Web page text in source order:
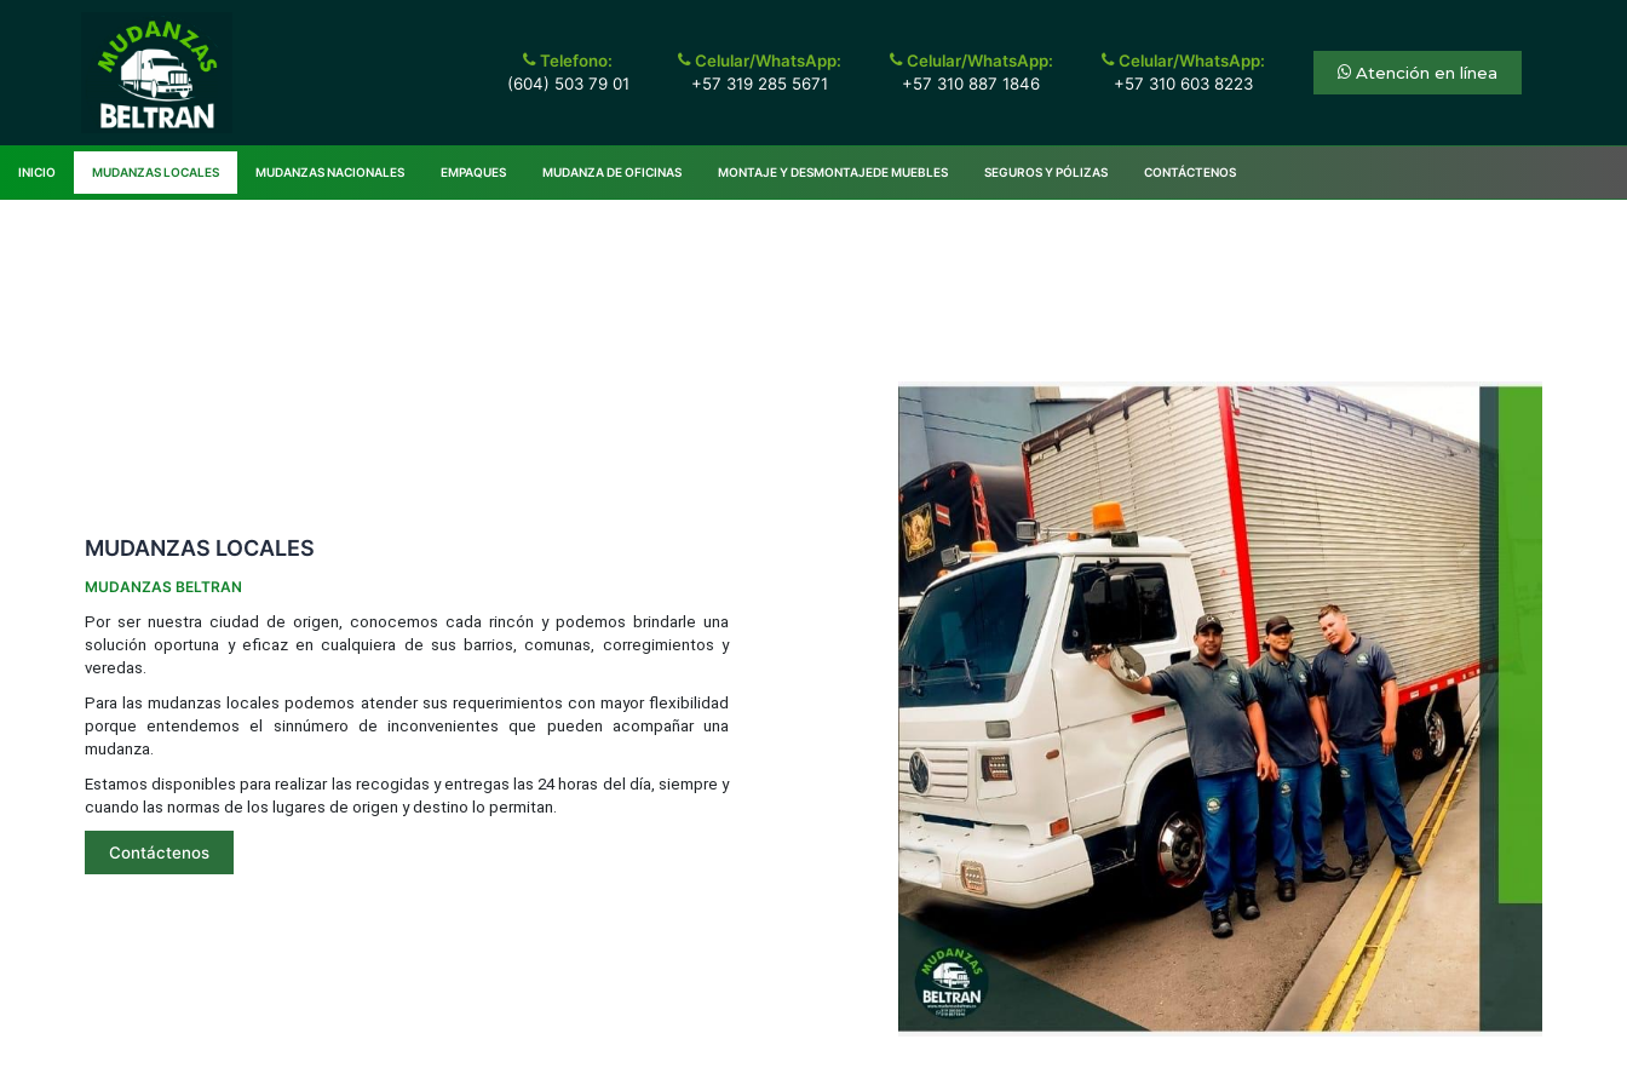
Telefono:
(604) 503 79 01
Celular/WhatsApp:
+57 319 285 5671
Celular/WhatsApp:
+57 310 887 1846
Celular/WhatsApp:
+57 310 603 8223
Atención en línea
INICIO MUDANZAS LOCALES MUDANZAS NACIONALES EMPAQUES MUDANZA DE OFICINAS MONTAJE Y DESMONTAJEDE MUEBLES SEGUROS Y PÓLIZAS CONTÁCTENOS
MUDANZAS LOCALES
MUDANZAS BELTRAN
Por ser nuestra ciudad de origen, conocemos cada rincón y podemos brindarle una
solución oportuna y eficaz en cualquiera de sus barrios, comunas, corregimientos y
veredas.
Para las mudanzas locales podemos atender sus requerimientos con mayor flexibilidad
porque entendemos el sinnúmero de inconvenientes que pueden acompañar una
mudanza.
Estamos disponibles para realizar las recogidas y entregas las 24 horas del día, siempre y
cuando las normas de los lugares de origen y destino lo permitan.
Contáctenos